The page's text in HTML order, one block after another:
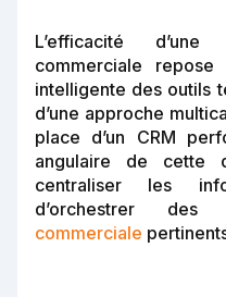
L’efficacité
commerciale repose
intelligente des outils
d’une approche
place d’un CRM
angulaire de cette
centraliser les
d’orchestrer des
commerciale